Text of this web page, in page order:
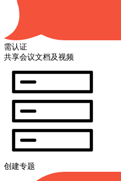
需认证
共享会议文档及视频
创建专题